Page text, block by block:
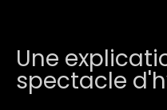
Une
spectacle